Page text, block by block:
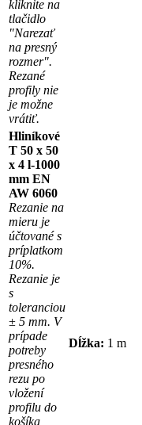
kliknite na
tlačidlo
"Narezať
na presný
rozmer".
Rezané
profily nie
je možne
vrátiť.
Hliníkové
T 50 x 50
x 4 l-1000
mm EN
AW 6060
Rezanie na
mieru je
účtované s
príplatkom
10%.
Rezanie je
s
toleranciou
± 5 mm. V
prípade
potreby
presného
rezu po
vložení
profilu do
košíka
Dĺžka: 1 m